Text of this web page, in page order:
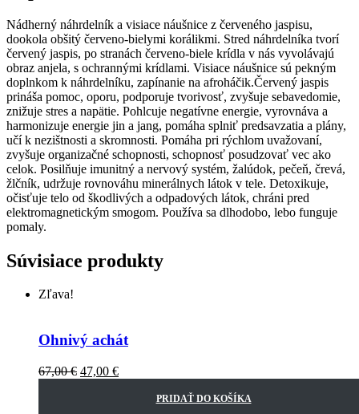
Nádherný náhrdelník a visiace náušnice z červeného jaspisu,
dookola obšitý červeno-bielymi korálikmi. Stred náhrdelníka tvorí
červený jaspis, po stranách červeno-biele krídla v nás vyvolávajú
obraz anjela, s ochrannými krídlami. Visiace náušnice sú pekným
doplnkom k náhrdelníku, zapínanie na afroháčik.Červený jaspis
prináša pomoc, oporu, podporuje tvorivosť, zvyšuje sebavedomie,
znižuje stres a napätie. Pohlcuje negatívne energie, vyrovnáva a
harmonizuje energie jin a jang, pomáha splniť predsavzatia a plány,
učí k nezištnosti a skromnosti. Pomáha pri rýchlom uvažovaní,
zvyšuje organizačné schopnosti, schopnosť posudzovať vec ako
celok. Posilňuje imunitný a nervový systém, žalúdok, pečeň, črevá,
žlčník, udržuje rovnováhu minerálnych látok v tele. Detoxikuje,
očisťuje telo od škodlivých a odpadových látok, chráni pred
elektromagnetickým smogom. Používa sa dlhodobo, lebo funguje
pomaly.
Súvisiace produkty
Zľava!
Ohnivý achát
67,00€ 47,00 €
PRIDAŤ DO KOŠÍKA